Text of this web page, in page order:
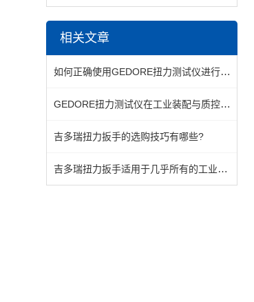
相关文章
如何正确使用GEDORE扭力测试仪进行扭矩标定与校验
GEDORE扭力测试仪在工业装配与质控中的关键应用
吉多瑞扭力扳手的选购技巧有哪些?
吉多瑞扭力扳手适用于几乎所有的工业行业和制造领域